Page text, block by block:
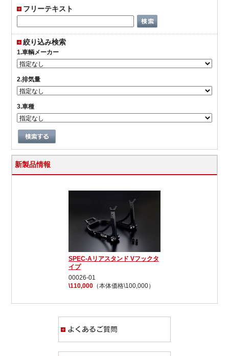
フリーテキスト
絞り込み検索
1.車輌メーカー
2.排気量
3.車種
新製品情報
SPEC-Aリアスタンド Vフックタ
イプ
00026-01
\110,000（本体価格\100,000）